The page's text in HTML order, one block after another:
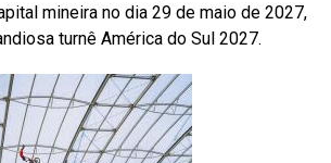
mineira no dia 29 de maio de 2027,
turnê América do Sul 2027.